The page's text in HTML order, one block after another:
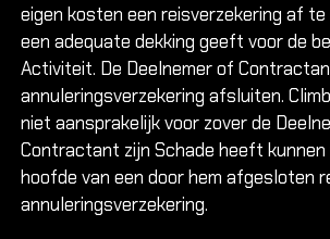
eigen kosten een reisverzekering af
een adequate dekking geeft voor de
Activiteit. De Deelnemer of
annuleringsverzekering afsluiten.
niet aansprakelijk voor zover de
Contractant zijn Schade heeft kunnen
hoofde van een door hem afgesloten
annuleringsverzekering.